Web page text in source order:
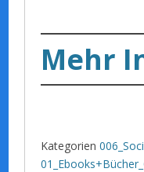
Mehr
Kategorien